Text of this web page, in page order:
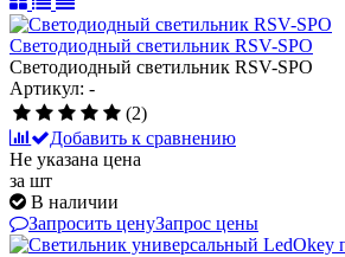
Светодиодный светильник RSV-SPO
Светодиодный светильник RSV-SPO
Артикул: -
(2)
Добавить к сравнению
Не указана цена
за шт
В наличии
Запросить ценуЗапрос цены